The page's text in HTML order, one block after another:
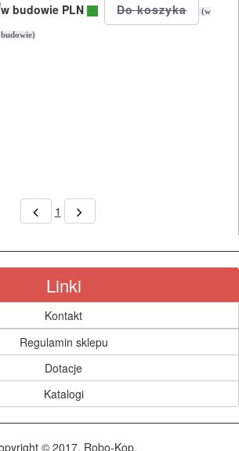
oczkowe
w budowie PLN
(w
budowie)
1
Linki
Kontakt
Regulamin sklepu
Dotacje
Katalogi
© 2017, Robo-Kop.